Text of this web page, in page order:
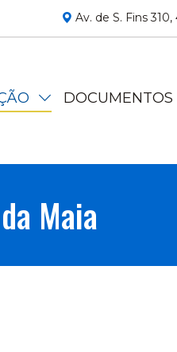
Av. de S. Fins
DOCUMENTOS
Maia